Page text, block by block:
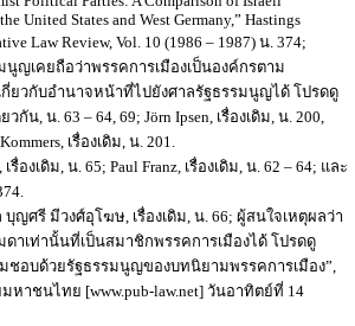
United States and West Germany,” Hastings
Law Review, Vol. 10 (1986 – 1987) น. 374;
ญเคยถือว่าพรรคการเมืองเป็นองค์กรตาม
ยวกับอำนาจหน้าที่ไปยังศาลรัฐธรรมนูญได้ โปรดดู
กัน, น. 63 – 64, 69; Jörn Ipsen, เรื่องเดิม, น. 200,
เรื่องเดิม, น. 201.
งเดิม, น. 65; Paul Franz, เรื่องเดิม, น. 62 – 64; และ
ศรี มีวงศ์อุโฆษ, เรื่องเดิม, น. 66; ผู้สนใจเหตุผลว่า
าเท่านั้นที่เป็นสมาชิกพรรคการเมืองได้ โปรดดู
ชอบด้วยรัฐธรรมนูญของบทนิยามพรรคการเมือง”,
หาชนไทย [www.pub-law.net] วันอาทิตย์ที่ 14